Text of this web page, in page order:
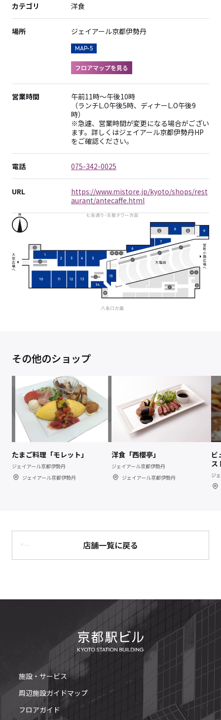
カテゴリ 洋食
場所 ジェイアール京都伊勢丹
MAP-5
フロアマップを見る
営業時間
午前11時～午後10時
（ランチL.O午後5時、ディナーL.O午後9
時）
※急遽、営業時間が変更になる場合がござい
ます。詳しくはジェイアール京都伊勢丹HP
をご確認ください。
電話 075-342-0025
URL
https://www.mistore.jp/kyoto/shops/rest
aurant/antecaffe.html
その他のショップ
たまご料理「モレット」
ジェイアール京都伊勢丹
ジェイアール京都伊勢丹
洋食「西櫻亭」
ジェイアール京都伊勢丹
ジェイアール京都伊勢丹
ビ
ス
ジ
店舗一覧に戻る
施設・サービス
周辺施設ガイドマップ
フロアガイド